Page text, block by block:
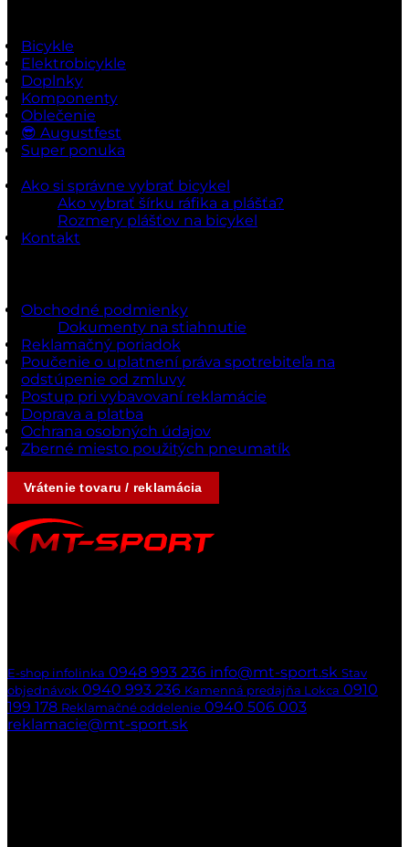
Bicykle
Elektrobicykle
Doplnky
Komponenty
Oblečenie
😎 Augustfest
Super ponuka
Ako si správne vybrať bicykel
Ako vybrať šírku ráfika a plášťa?
Rozmery plášťov na bicykel
Kontakt
Obchodné podmienky
Dokumenty na stiahnutie
Reklamačný poriadok
Poučenie o uplatnení práva spotrebiteľa na
odstúpenie od zmluvy
Postup pri vybavovaní reklamácie
Doprava a platba
Ochrana osobných údajov
Zberné miesto použitých pneumatík
Vrátenie tovaru / reklamácia
E-shop infolinka 0948 993 236 info@mt-sport.sk Stav
objednávok 0940 993 236 Kamenná predajňa Lokca 0910
199 178 Reklamačné oddelenie 0940 506 003
reklamacie@mt-sport.sk